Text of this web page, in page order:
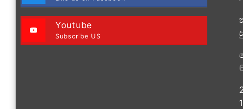
Youtube
Subscribe US